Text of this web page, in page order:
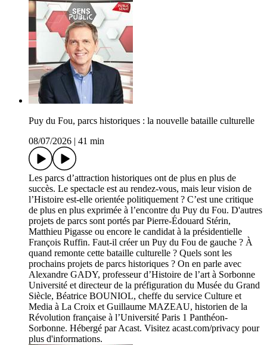
Puy du Fou, parcs historiques : la nouvelle bataille culturelle
08/07/2026
41 min
Les parcs d’attraction historiques ont de plus en plus de
succès. Le spectacle est au rendez-vous, mais leur vision de
l’Histoire est-elle orientée politiquement ? C’est une critique
de plus en plus exprimée à l’encontre du Puy du Fou. D'autres
projets de parcs sont portés par Pierre-Édouard Stérin,
Matthieu Pigasse ou encore le candidat à la présidentielle
François Ruffin. Faut-il créer un Puy du Fou de gauche ? À
quand remonte cette bataille culturelle ? Quels sont les
prochains projets de parcs historiques ? On en parle avec
Alexandre GADY, professeur d’Histoire de l’art à Sorbonne
Université et directeur de la préfiguration du Musée du Grand
Siècle, Béatrice BOUNIOL, cheffe du service Culture et
Media à La Croix et Guillaume MAZEAU, historien de la
Révolution française à l’Université Paris 1 Panthéon-
Sorbonne. Hébergé par Acast. Visitez acast.com/privacy pour
plus d'informations.